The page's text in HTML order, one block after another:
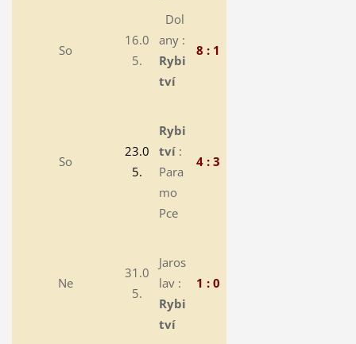
So
16.0
5.
Dol
any :
Rybi
tví
8 : 1
So
23.0
5.
Rybi
tví:
Para
mo
Pce
4 : 3
Ne
31.0
5.
Jaros
lav :
Rybi
tví
1 : 0